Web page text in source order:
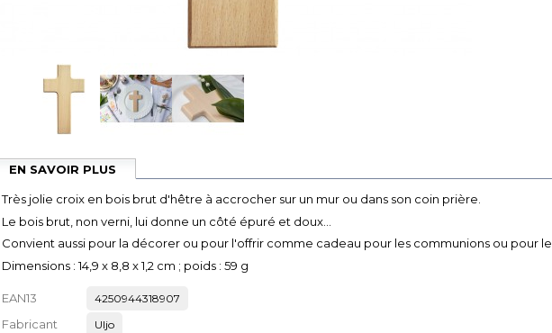
EN SAVOIR PLUS
Très jolie croix en bois brut d'hêtre à accrocher sur un mur ou dans son coin prière.
Le bois brut, non verni, lui donne un côté épuré et doux...
Convient aussi pour la décorer ou pour l'offrir comme cadeau pour les communions ou pour
Dimensions :14,9 x 8,8 x 1,2 cm ; poids : 59 g
EAN13 4250944318907
Fabricant Uljo